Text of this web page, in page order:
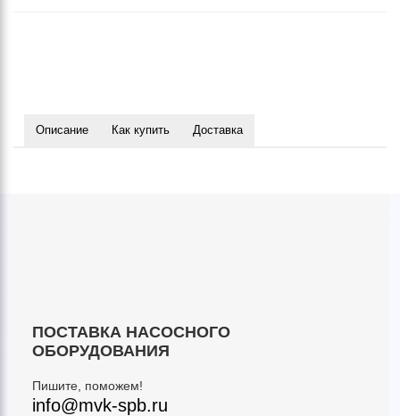
Описание Как купить Доставка
ПОСТАВКА НАСОСНОГО
ОБОРУДОВАНИЯ
Пишите, поможем!
info@mvk-spb.ru